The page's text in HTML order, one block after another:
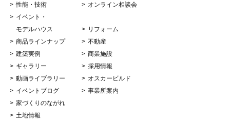
性能・技術
イベント・
モデルハウス
商品ラインナップ
建築実例
ギャラリー
動画ライブラリー
イベントブログ
家づくりのながれ
土地情報
オンライン相談会
リフォーム
不動産
商業施設
採用情報
オスカービルド
事業所案内